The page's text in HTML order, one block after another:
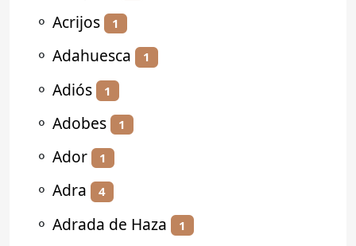
⚬ Acrijos 1
⚬ Adahuesca 1
⚬ Adiós 1
⚬ Adobes 1
⚬ Ador 1
⚬ Adra 4
⚬ Adrada de Haza 1